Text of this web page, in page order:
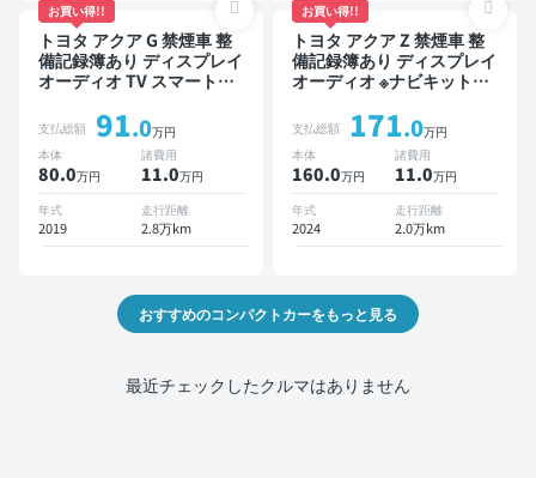
お買い得!!
トヨタ アクア G 禁煙車 整
備記録簿あり ディスプレイ
オーディオ TV スマートキ
突軽減
支払総額 91.0万円
本体
80.0万円
諸費用
11.0万円
年式
2019
走行距離
2.8万km
お買い得!!
トヨタ アクア Z 禁煙車 整
備記録簿あり ディスプレイ
オーディオ ※ナビキットあ
ヤレスキー スマートキー
ETC バックモニター 全方
位カメラ 衝突軽減
支払総額 171.0万円
本体
160.0万円
諸費用
11.0万円
年式
2024
走行距離
2.0万km
おすすめのコンパクトカーをもっと見る
最近チェックしたクルマはありません